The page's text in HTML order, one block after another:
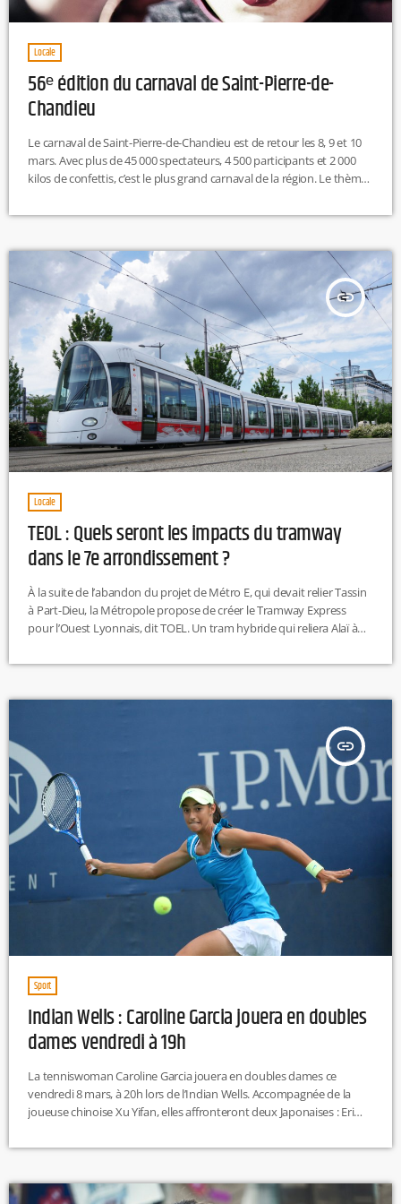
Locale
56ᵉ édition du carnaval de Saint-Pierre-de-
Chandieu
Le carnaval de Saint-Pierre-de-Chandieu est de retour les 8, 9 et 10
mars. Avec plus de 45 000 spectateurs, 4 500 participants et 2 000
kilos de confettis, c’est le plus grand carnaval de la région. Le thème
jours de fêtes : Vendredi 8 mars : 17h30 : Exposition des chars
insert_link
Locale
TEOL : Quels seront les impacts du tramway
dans le 7e arrondissement ?
À la suite de l’abandon du projet de Métro E, qui devait relier Tassin
à Part-Dieu, la Métropole propose de créer le Tramway Express
pour l’Ouest Lyonnais, dit TOEL. Un tram hybride qui reliera Alaï à
conséquences sur le 7e arrondissement : pour permettre son
le terminus de la ligne T2 […]
insert_link
Sport
Indian Wells : Caroline Garcia jouera en doubles
dames vendredi à 19h
La tenniswoman Caroline Garcia jouera en doubles dames ce
vendredi 8 mars, à 20h lors de l’Indian Wells. Accompagnée de la
joueuse chinoise Xu Yifan, elles affronteront deux Japonaises : Eri
dernière édition de l’Indian Wells, la lyonnaise avait atteint les
défendre. Caroline Garcia est désormais au […]